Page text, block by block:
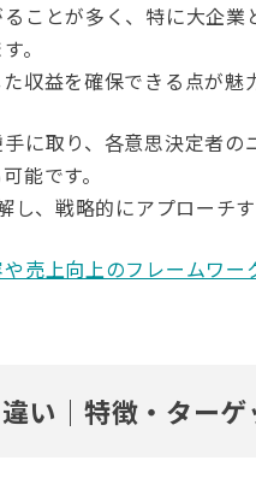
ことが多く、特に大企
。
収益を確保できる点が魅
に取り、各意思決定者
能です。
、戦略的にアプローチ
売上向上のフレームワー
い｜特徴・ターゲ